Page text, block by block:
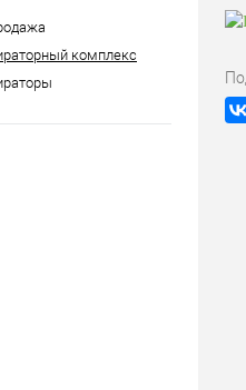
комплекс